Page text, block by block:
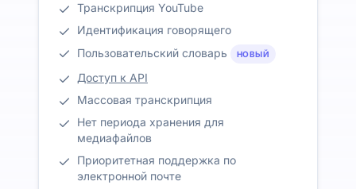
Транскрипция YouTube
Идентификация говорящего
Пользовательский словарь
НОВЫЙ
Доступ к API
Массовая транскрипция
Нет периода хранения для
медиафайлов
Приоритетная поддержка по
электронной почте